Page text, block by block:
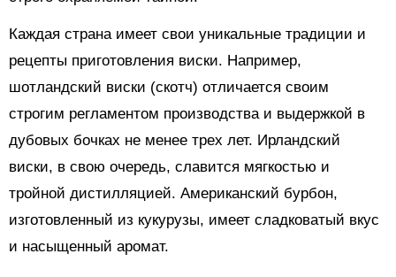
Каждая страна имеет свои уникальные традиции и
рецепты приготовления виски. Например,
шотландский виски (скотч) отличается своим
строгим регламентом производства и выдержкой в
дубовых бочках не менее трех лет. Ирландский
виски, в свою очередь, славится мягкостью и
тройной дистилляцией. Американский бурбон,
изготовленный из кукурузы, имеет сладковатый вкус
и насыщенный аромат.